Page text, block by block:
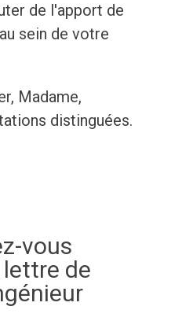
de l'apport de
sein de votre
Madame,
distinguées.
vous
de